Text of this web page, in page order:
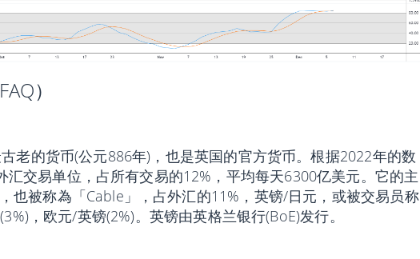
）
老的货币(公元886年)，也是英国的官方货币。根据2022年的数
汇交易单位，占所有交易的12%，平均每天6300亿美元。它的主
也被称為「Cable」，占外汇的11%，英镑/日元，或被交易员称
，欧元/英镑(2%)。英镑由英格兰银行(BoE)发行。